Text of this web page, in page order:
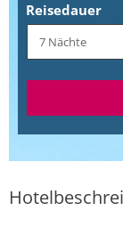
Reisedauer